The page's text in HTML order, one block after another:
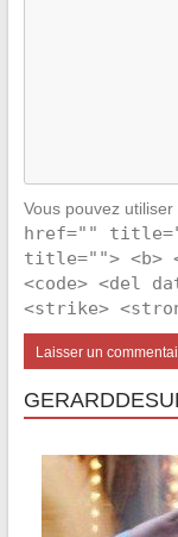
Vous pouvez
href=""
title=""> <b>
<code> <del
<strike>